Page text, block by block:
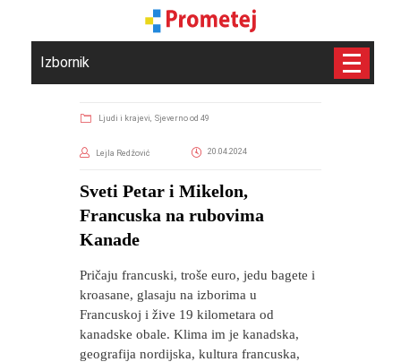
Izbornik
Ljudi i krajevi, Sjeverno od 49
Lejla Redžović 20.04.2024
Sveti Petar i Mikelon,
Francuska na rubovima
Kanade
Pričaju francuski, troše euro, jedu bagete i
kroasane, glasaju na izborima u
Francuskoj i žive 19 kilometara od
kanadske obale. Klima im je kanadska,
geografija nordijska, kultura francuska,